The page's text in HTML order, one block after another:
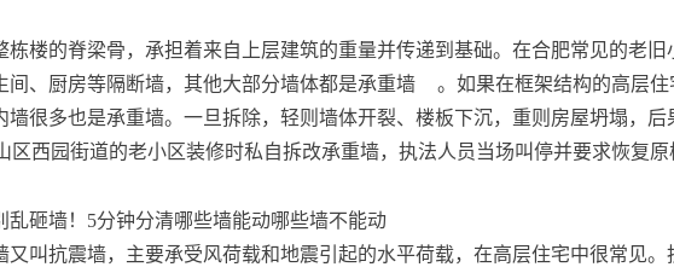
栋楼的脊梁骨，承担着来自上层建筑的重量并传递到基础。在合肥常见的老旧
间、厨房等隔断墙，其他大部分墙体都是承重墙
。如果在框架结构的高层住
墙很多也是承重墙。一旦拆除，轻则墙体开裂、楼板下沉，重则房屋坍塌，后
区西园街道的老小区装修时私自拆改承重墙，执法人员当场叫停并要求恢复原
又叫抗震墙，主要承受风荷载和地震引起的水平荷载，在高层住宅中很常见。